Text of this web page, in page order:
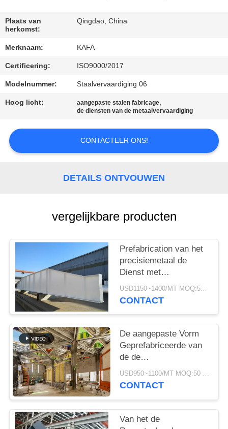
KWALITEITSCONTROLE
NEEM
CONTACT
MET
OP
SITEMAP
PRIVACYBELEID
Plaats van
herkomst:
Qingdao, China
Merknaam: KAFA
Certificering: ISO9000/2017
Modelnummer: Staalvervaardiging 06
Hoog licht: aangepaste stalen fabricage,
de diensten van de metaalvervaardiging
CONTACTEER ONS!
DETAILS ONTVOUWEN
vergelijkbare producten
Prefabrication van het
precisiemetaal de
Dienst met
Galvanisatie en het
Schilderen
USD1150~1400/MT MOQ:50 MT
CONTACT
De aangepaste Vorm
Geprefabriceerde van
de de
Ledenvervaardiging
van het Staalmetaal de
USD950~1100/MT MOQ:50 MT
CONTACT
Van het de